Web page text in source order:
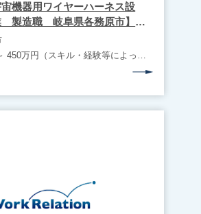
宙機器用ワイヤーハーネス設
製造職 岐阜県各務原市】
年収 350万円 ～ 450万円（スキル・経験等によって役職や想定年収は変動します）